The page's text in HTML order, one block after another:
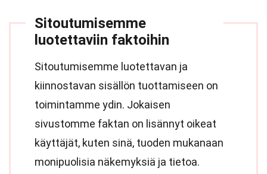
Sitoutumisemme
luotettaviin faktoihin
Sitoutumisemme luotettavan ja
kiinnostavan sisällön tuottamiseen on
toimintamme ydin. Jokaisen
sivustomme faktan on lisännyt oikeat
käyttäjät, kuten sinä, tuoden mukanaan
monipuolisia näkemyksiä ja tietoa.